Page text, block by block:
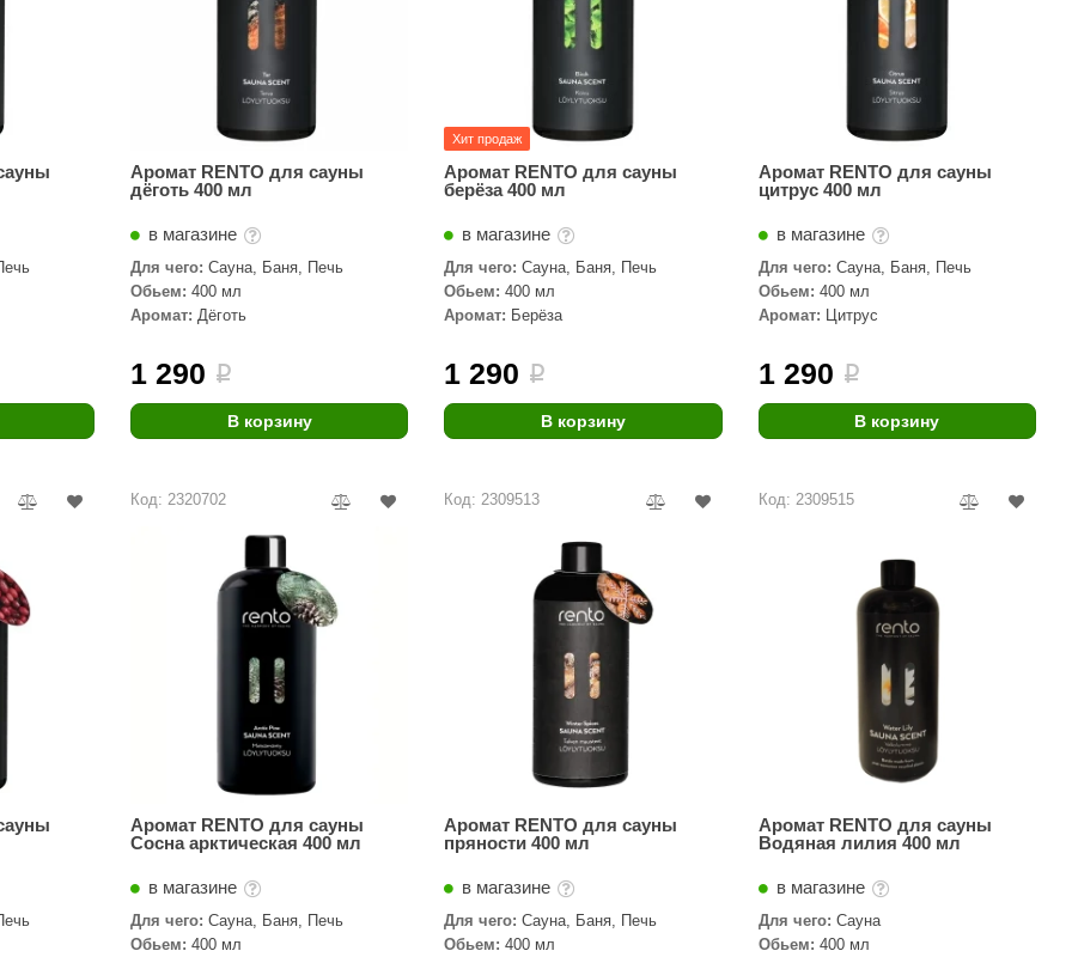
Сабантуй
Феникс
Aromawolke
Варвара
EDMUNDAS Nikkarien
Аромат RENTO для сауны
дёготь 400 мл
в магазине
Для чего: Сауна, Баня, Печь
Обьем: 400 мл
Аромат: Дёготь
1 290 i
В корзину
Хит продаж
Аромат RENTO для сауны
берёза 400 мл
в магазине
Для чего: Сауна, Баня, Печь
Обьем: 400 мл
Аромат: Берёза
1 290 i
В корзину
Аромат RENTO для сауны
цитрус 400 мл
в магазине
Для чего: Сауна, Баня, Печь
Обьем: 400 мл
Аромат: Цитрус
1 290 i
В корзину
Код: 2320702
Аромат RENTO для сауны
Сосна арктическая 400 мл
в магазине
Для чего: Сауна, Баня, Печь
Обьем: 400 мл
Код: 2309513
Аромат RENTO для сауны
пряности 400 мл
в магазине
Для чего: Сауна, Баня, Печь
Обьем: 400 мл
Код: 2309515
Аромат RENTO для сауны
Водяная лилия 400 мл
в магазине
Для чего: Сауна
Обьем: 400 мл